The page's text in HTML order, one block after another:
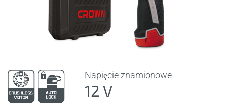
Napięcie znamionowe
12 V